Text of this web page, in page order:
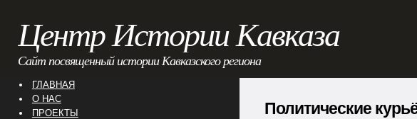
Центр Истории Кавказа
Сайт посвященный истории Кавказского региона
Политические
ГЛАВНАЯ
О НАС
ПРОЕКТЫ